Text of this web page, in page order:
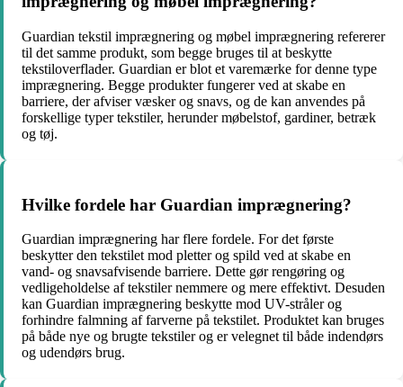
Guardian tekstil imprægnering og møbel imprægnering refererer
til det samme produkt, som begge bruges til at beskytte
tekstiloverflader. Guardian er blot et varemærke for denne type
imprægnering. Begge produkter fungerer ved at skabe en
barriere, der afviser væsker og snavs, og de kan anvendes på
forskellige typer tekstiler, herunder møbelstof, gardiner, betræk
og tøj.
Hvilke fordele har Guardian imprægnering?
Guardian imprægnering har flere fordele. For det første
beskytter den tekstilet mod pletter og spild ved at skabe en
vand- og snavsafvisende barriere. Dette gør rengøring og
vedligeholdelse af tekstiler nemmere og mere effektivt. Desuden
kan Guardian imprægnering beskytte mod UV-stråler og
forhindre falmning af farverne på tekstilet. Produktet kan bruges
på både nye og brugte tekstiler og er velegnet til både indendørs
og udendørs brug.